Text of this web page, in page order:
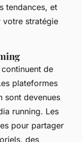
tendances, et
votre stratégie
continuent de
plateformes
sont devenues
running. Les
pour partager
des